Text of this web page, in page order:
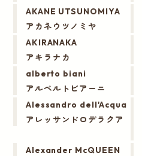
AKANE UTSUNOMIYA
アカネウツノミヤ
AKIRANAKA
アキラナカ
alberto biani
アルベルトビアーニ
Alessandro dell'Acqua
アレッサンドロデラクア
Alexander McQUEEN